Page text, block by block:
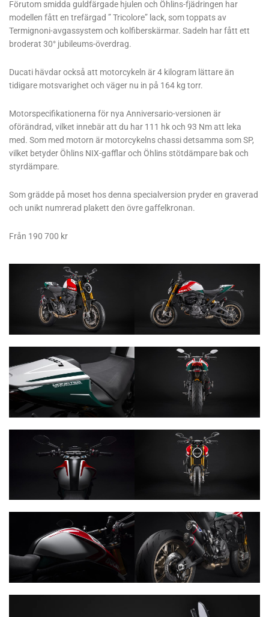
Förutom smidda guldfärgade hjulen och Öhlins-fjädringen har
modellen fått en trefärgad ” Tricolore” lack, som toppats av
Termignoni-avgassystem och kolfiberskärmar. Sadeln har fått ett
broderat 30° jubileums-överdrag.
Ducati hävdar också att motorcykeln är 4 kilogram lättare än
tidigare motsvarighet och väger nu in på 164 kg torr.
Motorspecifikationerna för nya Anniversario-versionen är
oförändrad, vilket innebär att du har 111 hk och 93 Nm att leka
med. Som med motorn är motorcykelns chassi detsamma som SP,
vilket betyder Öhlins NIX-gafflar och Öhlins stötdämpare bak och
styrdämpare.
Som grädde på moset hos denna specialversion pryder en graverad
och unikt numrerad plakett den övre gaffelkronan.
Från 190 700 kr